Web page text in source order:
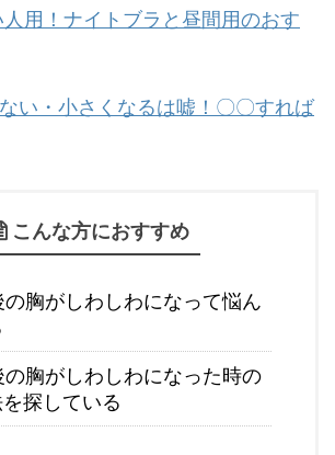
用！ナイトブラと昼間用のおす
い・小さくなるは嘘！〇〇すれば
こんな方におすすめ
の胸がしわしわになって悩ん
の胸がしわしわになった時の
探している